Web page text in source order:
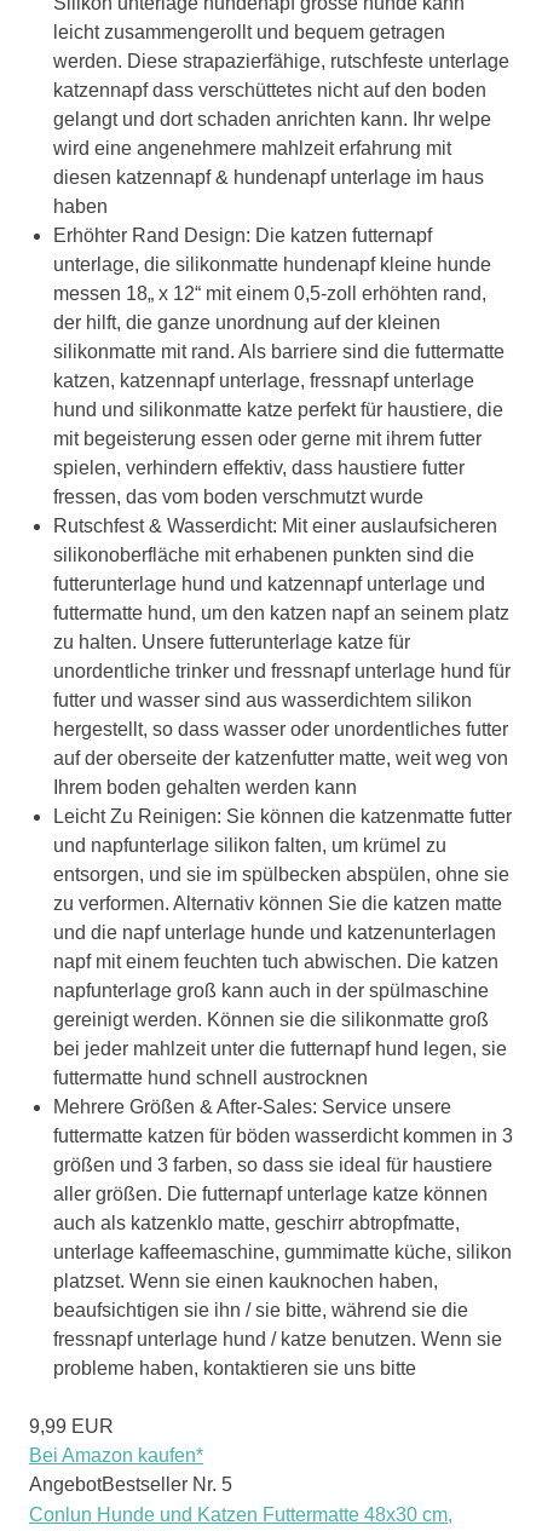
leicht zusammengerollt und bequem getragen
werden. Diese strapazierfähige, rutschfeste unterlage
katzennapf dass verschüttetes nicht auf den boden
gelangt und dort schaden anrichten kann. Ihr welpe
wird eine angenehmere mahlzeit erfahrung mit
diesen katzennapf & hundenapf unterlage im haus
haben
Erhöhter Rand Design: Die katzen futternapf
unterlage, die silikonmatte hundenapf kleine hunde
messen 18„ x 12“ mit einem 0,5-zoll erhöhten rand,
der hilft, die ganze unordnung auf der kleinen
silikonmatte mit rand. Als barriere sind die futtermatte
katzen, katzennapf unterlage, fressnapf unterlage
hund und silikonmatte katze perfekt für haustiere, die
mit begeisterung essen oder gerne mit ihrem futter
spielen, verhindern effektiv, dass haustiere futter
fressen, das vom boden verschmutzt wurde
Rutschfest & Wasserdicht: Mit einer auslaufsicheren
silikonoberfläche mit erhabenen punkten sind die
futterunterlage hund und katzennapf unterlage und
futtermatte hund, um den katzen napf an seinem platz
zu halten. Unsere futterunterlage katze für
unordentliche trinker und fressnapf unterlage hund für
futter und wasser sind aus wasserdichtem silikon
hergestellt, so dass wasser oder unordentliches futter
auf der oberseite der katzenfutter matte, weit weg von
Ihrem boden gehalten werden kann
Leicht Zu Reinigen: Sie können die katzenmatte futter
und napfunterlage silikon falten, um krümel zu
entsorgen, und sie im spülbecken abspülen, ohne sie
zu verformen. Alternativ können Sie die katzen matte
und die napf unterlage hunde und katzenunterlagen
napf mit einem feuchten tuch abwischen. Die katzen
napfunterlage groß kann auch in der spülmaschine
gereinigt werden. Können sie die silikonmatte groß
bei jeder mahlzeit unter die futternapf hund legen, sie
futtermatte hund schnell austrocknen
Mehrere Größen & After-Sales: Service unsere
futtermatte katzen für böden wasserdicht kommen in 3
größen und 3 farben, so dass sie ideal für haustiere
aller größen. Die futternapf unterlage katze können
auch als katzenklo matte, geschirr abtropfmatte,
unterlage kaffeemaschine, gummimatte küche, silikon
platzset. Wenn sie einen kauknochen haben,
beaufsichtigen sie ihn / sie bitte, während sie die
fressnapf unterlage hund / katze benutzen. Wenn sie
probleme haben, kontaktieren sie uns bitte
9,99 EUR
Bei Amazon kaufen*
AngebotBestseller Nr. 5
Conlun Hunde und Katzen Futtermatte 48x30 cm,